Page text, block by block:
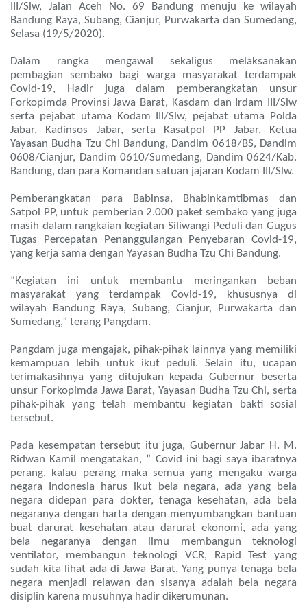
III/Slw, Jalan Aceh No. 69 Bandung menuju ke wilayah
Bandung Raya, Subang, Cianjur, Purwakarta dan Sumedang,
Selasa (19/5/2020).
Dalam rangka mengawal sekaligus melaksanakan
pembagian sembako bagi warga masyarakat terdampak
Covid-19, Hadir juga dalam pemberangkatan unsur
Forkopimda Provinsi Jawa Barat, Kasdam dan Irdam III/Slw
serta pejabat utama Kodam III/Slw, pejabat utama Polda
Jabar, Kadinsos Jabar, serta Kasatpol PP Jabar, Ketua
Yayasan Budha Tzu Chi Bandung, Dandim 0618/BS, Dandim
0608/Cianjur, Dandim 0610/Sumedang, Dandim 0624/Kab.
Bandung, dan para Komandan satuan jajaran Kodam III/Slw.
Pemberangkatan para Babinsa, Bhabinkamtibmas dan
Satpol PP, untuk pemberian 2.000 paket sembako yang juga
masih dalam rangkaian kegiatan Siliwangi Peduli dan Gugus
Tugas Percepatan Penanggulangan Penyebaran Covid-19,
yang kerja sama dengan Yayasan Budha Tzu Chi Bandung.
“Kegiatan ini untuk membantu meringankan beban
masyarakat yang terdampak Covid-19, khususnya di
wilayah Bandung Raya, Subang, Cianjur, Purwakarta dan
Sumedang,” terang Pangdam.
Pangdam juga mengajak, pihak-pihak lainnya yang memiliki
kemampuan lebih untuk ikut peduli. Selain itu, ucapan
terimakasihnya yang ditujukan kepada Gubernur beserta
unsur Forkopimda Jawa Barat, Yayasan Budha Tzu Chi, serta
pihak-pihak yang telah membantu kegiatan bakti sosial
tersebut.
Pada kesempatan tersebut itu juga, Gubernur Jabar H. M.
Ridwan Kamil mengatakan, ” Covid ini bagi saya ibaratnya
perang, kalau perang maka semua yang mengaku warga
negara Indonesia harus ikut bela negara, ada yang bela
negara didepan para dokter, tenaga kesehatan, ada bela
negaranya dengan harta dengan menyumbangkan bantuan
buat darurat kesehatan atau darurat ekonomi, ada yang
bela negaranya dengan ilmu membangun teknologi
ventilator, membangun teknologi VCR, Rapid Test yang
sudah kita lihat ada di Jawa Barat. Yang punya tenaga bela
negara menjadi relawan dan sisanya adalah bela negara
disiplin karena musuhnya hadir dikerumunan.